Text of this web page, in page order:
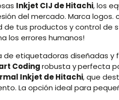
Inkjet CIJ de Hitachi, los
del mercado. Marca logos.
tus productos y control de
los errores humanos!
etiquetadoras diseñadas y
Codingrobusta yperfecta
Inkjet de Hitachi, que
La opción ideal para